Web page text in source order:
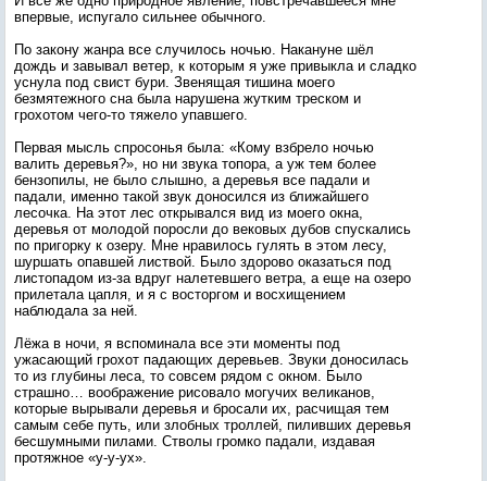
впервые, испугало сильнее обычного.
По закону жанра все случилось ночью. Накануне шёл
дождь и завывал ветер, к которым я уже привыкла и сладко
уснула под свист бури. Звенящая тишина моего
безмятежного сна была нарушена жутким треском и
грохотом чего-то тяжело упавшего.
Первая мысль спросонья была: «Кому взбрело ночью
валить деревья?», но ни звука топора, а уж тем более
бензопилы, не было слышно, а деревья все падали и
падали, именно такой звук доносился из ближайшего
лесочка. На этот лес открывался вид из моего окна,
деревья от молодой поросли до вековых дубов спускались
по пригорку к озеру. Мне нравилось гулять в этом лесу,
шуршать опавшей листвой. Было здорово оказаться под
листопадом из-за вдруг налетевшего ветра, а еще на озеро
прилетала цапля, и я с восторгом и восхищением
наблюдала за ней.
Лёжа в ночи, я вспоминала все эти моменты под
ужасающий грохот падающих деревьев. Звуки доносилась
то из глубины леса, то совсем рядом с окном. Было
страшно… воображение рисовало могучих великанов,
которые вырывали деревья и бросали их, расчищая тем
самым себе путь, или злобных троллей, пиливших деревья
бесшумными пилами. Стволы громко падали, издавая
протяжное «у-у-ух».